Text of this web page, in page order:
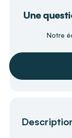
Une
Notre